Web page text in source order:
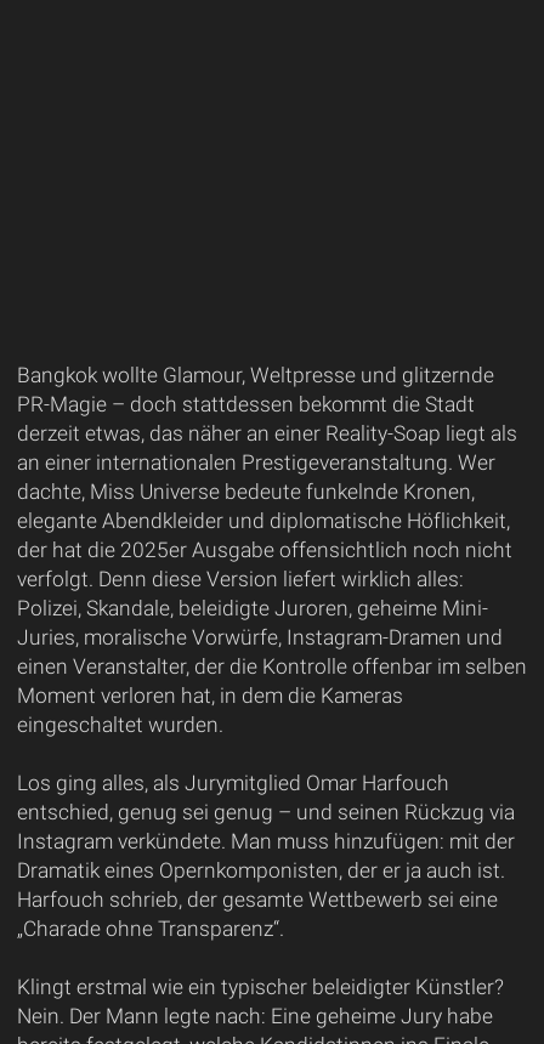
Bangkok wollte Glamour, Weltpresse und glitzernde
PR-Magie – doch stattdessen bekommt die Stadt
derzeit etwas, das näher an einer Reality-Soap liegt als
an einer internationalen Prestigeveranstaltung. Wer
dachte, Miss Universe bedeute funkelnde Kronen,
elegante Abendkleider und diplomatische Höflichkeit,
der hat die 2025er Ausgabe offensichtlich noch nicht
verfolgt. Denn diese Version liefert wirklich alles:
Polizei, Skandale, beleidigte Juroren, geheime Mini-
Juries, moralische Vorwürfe, Instagram-Dramen und
einen Veranstalter, der die Kontrolle offenbar im selben
Moment verloren hat, in dem die Kameras
eingeschaltet wurden.
Los ging alles, als Jurymitglied Omar Harfouch
entschied, genug sei genug – und seinen Rückzug via
Instagram verkündete. Man muss hinzufügen: mit der
Dramatik eines Opernkomponisten, der er ja auch ist.
Harfouch schrieb, der gesamte Wettbewerb sei eine
„Charade ohne Transparenz“.
Klingt erstmal wie ein typischer beleidigter Künstler?
Nein. Der Mann legte nach: Eine geheime Jury habe